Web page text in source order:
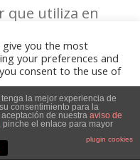
que utiliza en
las cookies,
de
cookies) desde
Debe consultar
que ofrece
la mejor experiencia de
consentimiento para la
de nuestra aviso de
, pinche el enlace para mayor
plugin cookies
you the most
your preferences and
consent to the use of
.